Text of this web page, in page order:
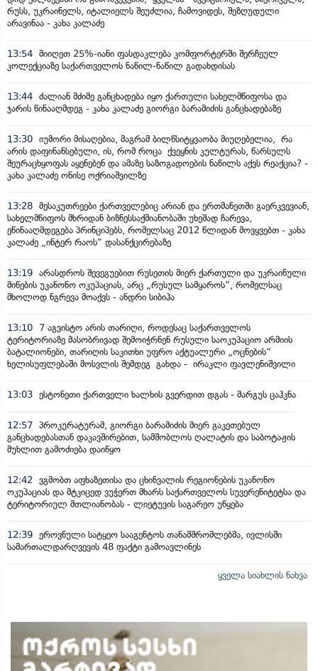
რუსს, უკრაინელს, იტალიელს შეუძლია, ჩამოვიდეს, შეზღუდული
არავინაა - კახა კალაძე
13:54 მიიღეთ 25%-იანი ფასდაკლება კომფორტერში შერჩეულ
კოლექციაზე საქართველოს ნაწილ-ნაწილ გადახდისას
13:44 ძალიან მძიმე განცხადება იყო ქართული სახელმწიფოსა და
ჯარის წინააღმდეგ - კახა კალაძე გიორგი ბარამიძის განცხადებაზე
13:30 იუმორი მისაღებია, მაგრამ ბილწსიტყვაობა მიუღებელია, რა
არის დაფინანსებული, ის, რომ როცა ქვეყნის კულტურას, წარსულს
შეურაცხყოფას აყენებენ და ამაზე საზოგადოების ნაწილს აქვს რეაქცია? -
კახა კალაძე ონისე ოქრიაშვილზე
13:28 მესაკუთრეები ქართველებიც არიან და ერთმანეთში გაერკვევიან,
სახელმწიფოს მხრიდან ბიზნესსაქმიანობაში უხეშად ჩარევა,
ეწინააღმდეგება პრინციპებს, რომელსაც 2012 წლიდან მოვყვებთ - კახა
კალაძე „ინტერ რაოს“ დასანქცირებაზე
13:19 არასდროს შევეგუებით რუსეთის მიერ ქართული და უკრაინული
მიწების უკანონო ოკუპაციას, არც „რუსულ სამყაროს“, რომელსაც
მხოლოდ ნგრევა მოაქვს - ანდრი სიბიჰა
13:10
7 აგვისტო არის თარიღი, როდესაც საქართველოს
ტერიტორიაზე მასობრივად შემოიჭრნენ რუსული საოკუპაციო არმიის
ბატალიონები, თარიღის საკითხი უფრო აქტუალური „ოცნების“
ხელისუფლებაში მოსვლის შემდეგ გახდა - ირაკლი ფავლენიშვილი
13:03 ესტონეთი ქართველი ხალხის გვერდით დგას - მარგუს ცაჰკნა
12:57 პროკურატურამ, გიორგი ბარამიძის მიერ გაკეთებულ
განცხადებასთან დაკავშირებით, სამშობლოს ღალატის და საბოტაჟის
მუხლით გამოძიება დაიწყო
12:42
ვგმობთ აფხაზეთისა და ცხინვალის რეგიონების უკანონო
ოკუპაციას და მტკიცედ ვუჭერთ მხარს საქართველოს სუვერენიტეტსა და
ტერიტორიულ მთლიანობას - ლიეტუვის საგარეო უწყება
12:39 ეროვნული სატყეო სააგენტოს თანამშრომლებმა, ივლისში
სამართალდარღვევის 48 ფაქტი გამოავლინეს
ყველა სიახლის ნახვა